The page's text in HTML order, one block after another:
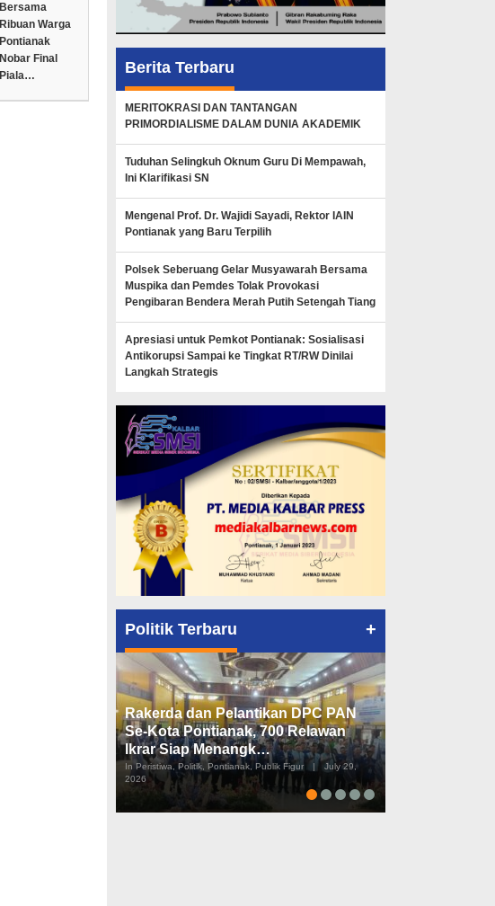
Bersama
Ribuan Warga
Pontianak
Nobar Final
Piala…
Berita Terbaru
MERITOKRASI DAN TANTANGAN
PRIMORDIALISME DALAM DUNIA AKADEMIK
Tuduhan Selingkuh Oknum Guru Di Mempawah,
Ini Klarifikasi SN
Mengenal Prof. Dr. Wajidi Sayadi, Rektor IAIN
Pontianak yang Baru Terpilih
Polsek Seberuang Gelar Musyawarah Bersama
Muspika dan Pemdes Tolak Provokasi
Pengibaran Bendera Merah Putih Setengah Tiang
Apresiasi untuk Pemkot Pontianak: Sosialisasi
Antikorupsi Sampai ke Tingkat RT/RW Dinilai
Langkah Strategis
Politik Terbaru +
Rakerda dan Pelantikan DPC PAN
Se-Kota Pontianak, 700 Relawan
Ikrar Siap Menangk…
In Peristiwa, Politik, Pontianak, Publik Figur |
July 29,
2026